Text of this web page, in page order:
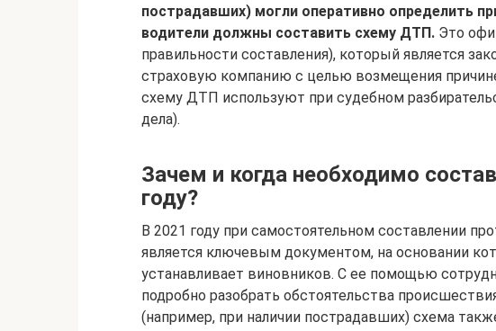
пострадавших) могли оперативно определить
водители должны составить схему ДТП. Это
правильности составления), который является
страховую компанию с целью возмещения
схему ДТП используют при судебном
дела).
Зачем и когда необходимо
году?
В 2021 году при самостоятельном составлении
является ключевым документом, на основании
устанавливает виновников. С ее помощью
подробно разобрать обстоятельства
(например, при наличии пострадавших) схема